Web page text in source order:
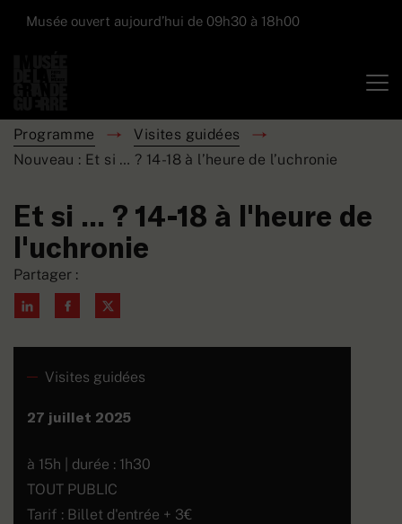
Musée ouvert aujourd’hui de 09h30 à 18h00
Partager :
Visites guidées
27 juillet 2025
à 15h | durée : 1h30
TOUT PUBLIC
Tarif : Billet d'entrée + 3€
Programme
Visites guidées
Nouveau : Et si … ? 14-18 à l’heure de l’uchronie
Et si ... ? 14-18 à l'heure de
l'uchronie